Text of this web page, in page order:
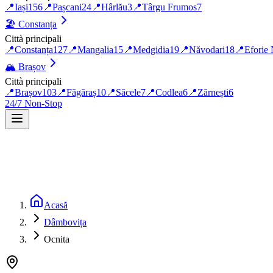
📍Iași156 📍Pașcani24 📍Hârlău3 📍Târgu Frumos7
🏖️ Constanța
Città principali
📍Constanța127 📍Mangalia15 📍Medgidia19 📍Năvodari18 📍Eforie
🏔️ Brașov
Città principali
📍Brașov103 📍Făgăraș10 📍Săcele7 📍Codlea6 📍Zărnești6
24/7 Non-Stop
Acasă
Dâmbovița
Ocnita